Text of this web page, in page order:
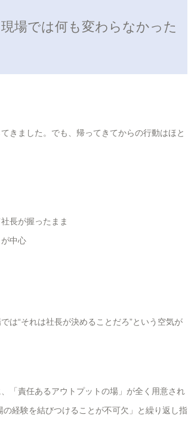
場では何も変わらなかった
きました。でも、帰ってきてからの行動はほと
長が握ったまま
中心
は“それは社長が決めることだろ”という空気が
「責任あるアウトプットの場」が全く用意され
経験を結びつけることが不可欠」と繰り返し指